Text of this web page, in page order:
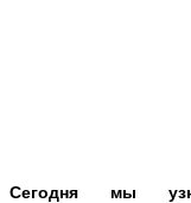
Сегодня мы